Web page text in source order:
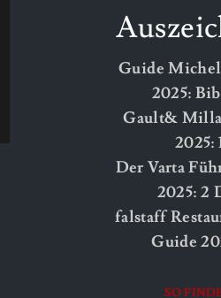
Guide
2025:
Gault&
2025:
Der Varta
2025: 2
falstaff
Guide
SO